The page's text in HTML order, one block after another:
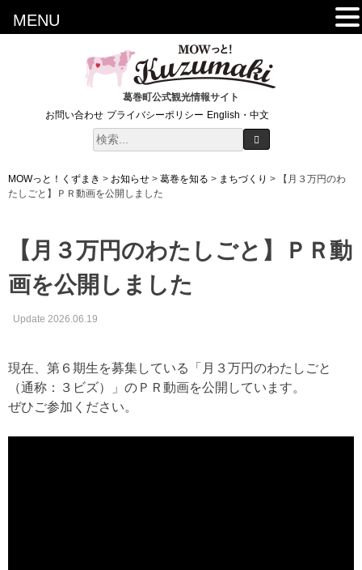
葛巻町公式観光情報サイト
お問い合わせ プライバシーポリシー English・中文
MOWっと！くずまき > お知らせ > 葛巻を知る > まちづくり >
【月３万円のわ
たしごと】ＰＲ動画を公開しました
【月３万円のわたしごと】ＰＲ動
画を公開しました
Update 2026.06.19
現在、第６期生を募集している「月３万円のわたしごと
（通称：３ビズ）」のＰＲ動画を公開しています。
ぜひご参加ください。
MENU